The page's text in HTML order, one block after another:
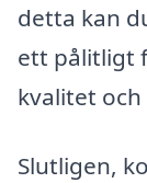
detta kan
ett pålitligt
kvalitet
Slutligen,